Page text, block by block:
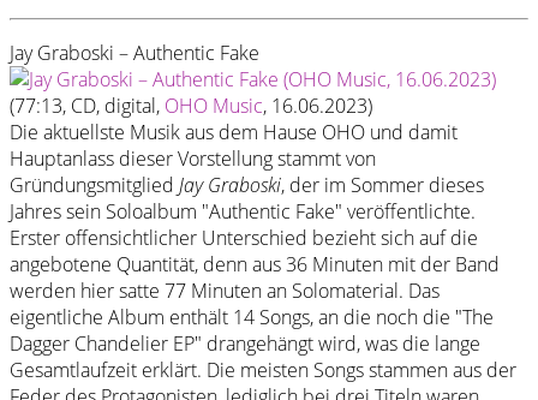
Jay Graboski – Authentic Fake
(77:13, CD, digital, OHO Music, 16.06.2023)
Die aktuellste Musik aus dem Hause OHO und damit
Hauptanlass dieser Vorstellung stammt von
Gründungsmitglied Jay Graboski, der im Sommer dieses
Jahres sein Soloalbum "Authentic Fake" veröffentlichte.
Erster offensichtlicher Unterschied bezieht sich auf die
angebotene Quantität, denn aus 36 Minuten mit der Band
werden hier satte 77 Minuten an Solomaterial. Das
eigentliche Album enthält 14 Songs, an die noch die "The
Dagger Chandelier EP" drangehängt wird, was die lange
Gesamtlaufzeit erklärt. Die meisten Songs stammen aus der